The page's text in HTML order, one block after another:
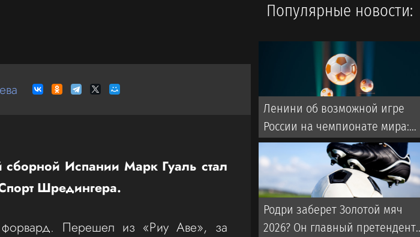
Испании Марк Гуаль стал
Шредингера.
форвард. Перешел из «Риу Аве», за
Популярные новости:
Ленини об возможной игре
России на чемпионате мира:
Они однозначно прошли бы
далеко
Родри заберет Золотой мяч
2026? Он главный претендент